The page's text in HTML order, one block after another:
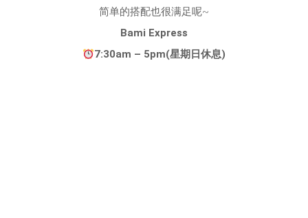
简单的搭配也很满足呢~
Bami Express
7:30am – 5pm(星期日休息)